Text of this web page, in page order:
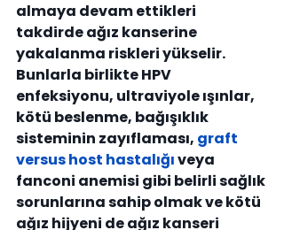
almaya devam ettikleri
takdirde ağız kanserine
yakalanma riskleri yükselir.
Bunlarla birlikte HPV
enfeksiyonu, ultraviyole ışınlar,
kötü beslenme, bağışıklık
sisteminin zayıflaması, graft
versus host hastalığı veya
fanconi anemisi gibi belirli sağlık
sorunlarına sahip olmak ve kötü
ağız hijyeni de ağız kanseri